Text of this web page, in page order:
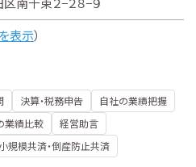
表示）
決算・税務申告
自社の業績把握
業績比較
経営助言
小規模共済・倒産防止共済